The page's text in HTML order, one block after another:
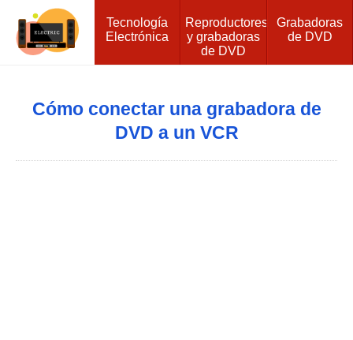
Tecnología
Electrónica
Reproductores
y grabadoras
de DVD
Grabadoras
de DVD
Cómo conectar una grabadora de
DVD a un VCR